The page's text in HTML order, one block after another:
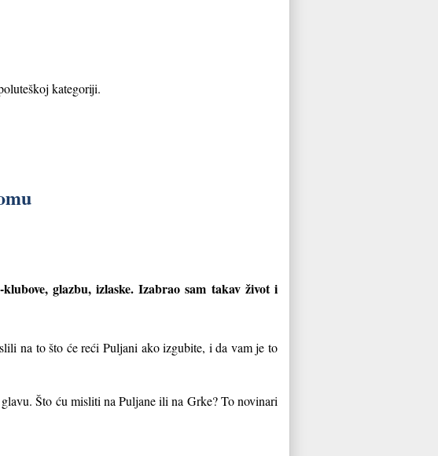
kategoriji.
glazbu, izlaske. Izabrao sam takav život i
na to što će reći Puljani ako izgubite, i da vam je to
Što ću misliti na Puljane ili na Grke? To novinari